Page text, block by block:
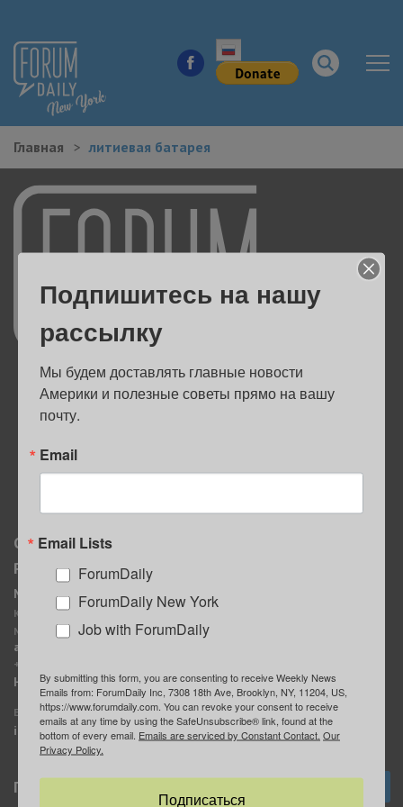
КУДА ПОЙТИ В ГОРОДЕ
ЗДОРОВЬЕ
РАБОТА И БИЗНЕС
ЖИЛЬЕ
ОБРАЗОВАНИЕ
Главная литиевая батарея
О нас
Реклама
MediaKit
Контактное лицо:
Марина Баранчук
ad@forumdaily.com
+1 347-604-1261
Наши рекламодатели
E-mail редакции:
info@forumdaily.com
Группа “ИЩУ СОВЕТА”
ForumDaily
Подписка
Подпишитесь на нашу
рассылку
Мы будем доставлять главные новости
Америки и полезные советы прямо на вашу
почту.
Email
Email Lists
ForumDaily
ForumDaily New York
Job with ForumDaily
By submitting this form, you are consenting to receive Weekly News
Emails from: ForumDaily Inc, 7308 18th Ave, Brooklyn, NY, 11204, US,
https://www.forumdaily.com. You can revoke your consent to receive
emails at any time by using the SafeUnsubscribe® link, found at the
bottom of every email. Emails are serviced by Constant Contact. Our
Privacy Policy.
Подписаться